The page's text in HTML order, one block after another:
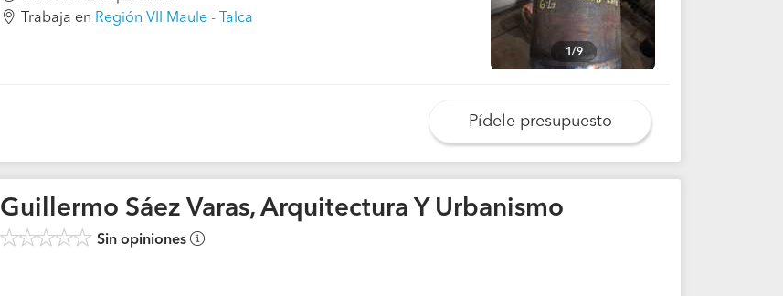
1/9
Trabaja en Región VII Maule - Talca
Pídele presupuesto
Guillermo Sáez Varas, Arquitectura Y Urbanismo
Sin opiniones